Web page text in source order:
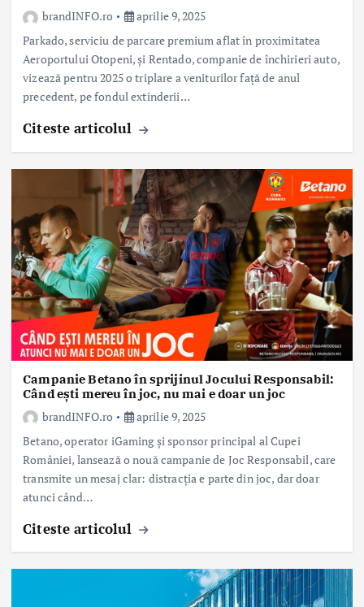
brandINFO.ro
aprilie 9, 2025
Parkado, serviciu de parcare premium aflat în proximitatea
Aeroportului Otopeni, și Rentado, companie de închirieri auto,
vizează pentru 2025 o triplare a veniturilor față de anul
precedent, pe fondul extinderii…
Citeste articolul
Campanie Betano în sprijinul Jocului Responsabil:
Când ești mereu în joc, nu mai e doar un joc
brandINFO.ro
aprilie 9, 2025
Betano, operator iGaming și sponsor principal al Cupei
României, lansează o nouă campanie de Joc Responsabil, care
transmite un mesaj clar: distracția e parte din joc, dar doar
atunci când…
Citeste articolul